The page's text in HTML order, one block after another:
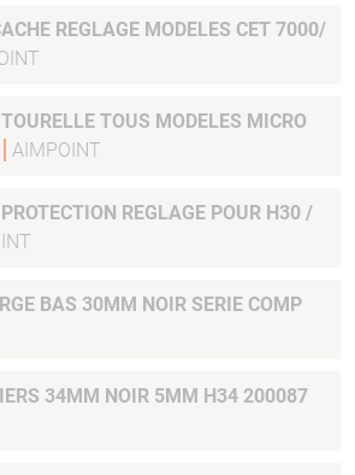
REGLAGE MODELES CET 7000/
TOUS MODELES MICRO
AIMPOINT
REGLAGE POUR H30 /
BAS 30MM NOIR SERIE COMP
PAIRE COLLIERS 34MM NOIR 5MM H34 200087